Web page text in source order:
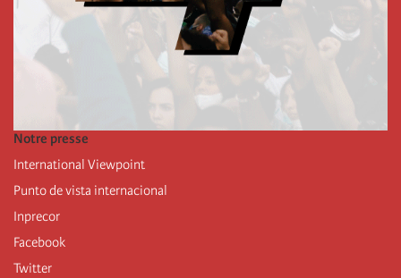
Notre presse
International Viewpoint
Punto de vista internacional
Inprecor
Facebook
Twitter